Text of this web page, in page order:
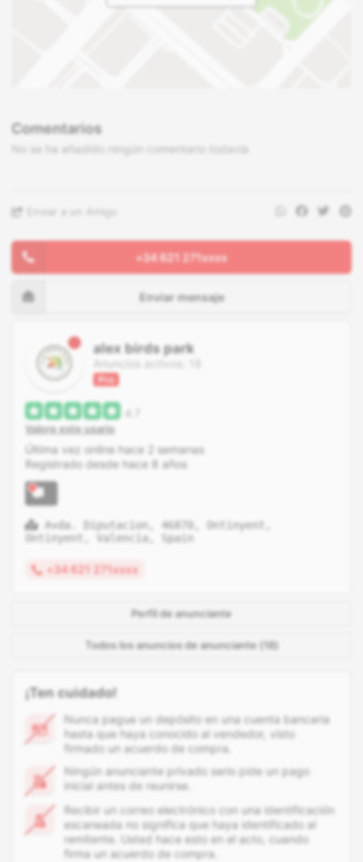
Comentarios
No se ha añadido ningún comentario todavía
Enviar a un Amigo
+34 621 271xxxx
Enviar mensaje
alex birds park
Anuncios activos: 18
Pro
Valore este usario
Última vez online hace 2 semanas
Registrado desde hace 8 años
Avda. Diputacion, 46870, Ontinyent,
Ontinyent, Valencia, Spain
+34 621 271xxxx
Perfil de anunciante
Todos los anuncios de anunciante (18)
¡Ten cuidado!
Nunca pague un depósito en una cuenta bancaria
hasta que haya conocido al vendedor, visto
firmado un acuerdo de compra.
Ningún anunciante privado serio pide un pago
inicial antes de reunirse.
Recibir un correo electrónico con una identificación
escaneada no significa que haya identificado al
remitente. Usted hace esto en el acto, cuando
firma un acuerdo de compra.